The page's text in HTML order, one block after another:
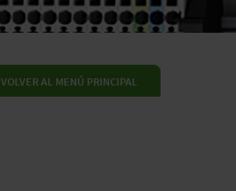
VOLVER AL MENÚ PRINCIPAL